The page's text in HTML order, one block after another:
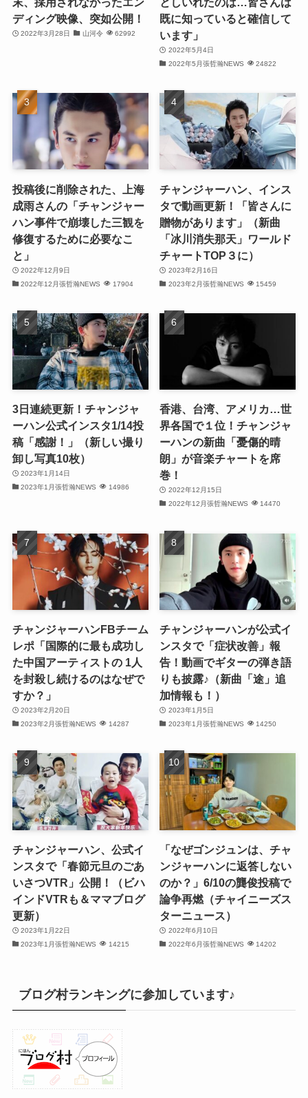
(31)
(29)
(30)
(32)
(32)
(29)
(32)
(32)
(29)
(31)
(32)
(30)
(32)
(31)
(32)
(31)
ディング映像、突如公開！
2022年3月28日 山河令 62992
既に知っていると確信して
います」
2022年5月4日
2022年5月張哲瀚NEWS
24822
投稿後に削除された、上海
成雨さんの「チャンジャー
ハン事件で崩壊した三観を
修復するために必要なこ
と」
2022年12月9日
2022年12月張哲瀚NEWS
17904
チャンジャーハン、インス
タで動画更新！「皆さんに
贈物があります」（新曲
「冰川消失那天」ワールド
チャートTOP３に）
2023年2月16日
2023年2月張哲瀚NEWS
15459
3日連続更新！チャンジャ
ーハン公式インスタ1/14投
稿「感謝！」（新しい撮り
卸し写真10枚）
2023年1月14日
2023年1月張哲瀚NEWS
14986
香港、台湾、アメリカ…世
界各国で１位！チャンジャ
ーハンの新曲「憂傷的晴
朗」が音楽チャートを席
巻！
2022年12月15日
2022年12月張哲瀚NEWS
14470
チャンジャーハンFBチーム
レポ「国際的に最も成功し
た中国アーティストの 1人
を封殺し続けるのはなぜで
すか？」
2023年2月20日
2023年2月張哲瀚NEWS
14287
チャンジャーハンが公式イ
ンスタで「症状改善」報
告！動画でギターの弾き語
りも披露♪（新曲「途」追
加情報も！）
2023年1月5日
2023年1月張哲瀚NEWS
14250
チャンジャーハン、公式イ
ンスタで「春節元旦のごあ
いさつVTR」公開！（ビハ
インドVTRも＆ママブログ
更新）
2023年1月22日
2023年1月張哲瀚NEWS
14215
「なぜゴンジュンは、チャ
ンジャーハンに返答しない
のか？」6/10の龔俊投稿で
論争再燃（チャイニーズス
ターニュース）
2022年6月10日
2022年6月張哲瀚NEWS
14202
ブログ村ランキングに参加しています♪